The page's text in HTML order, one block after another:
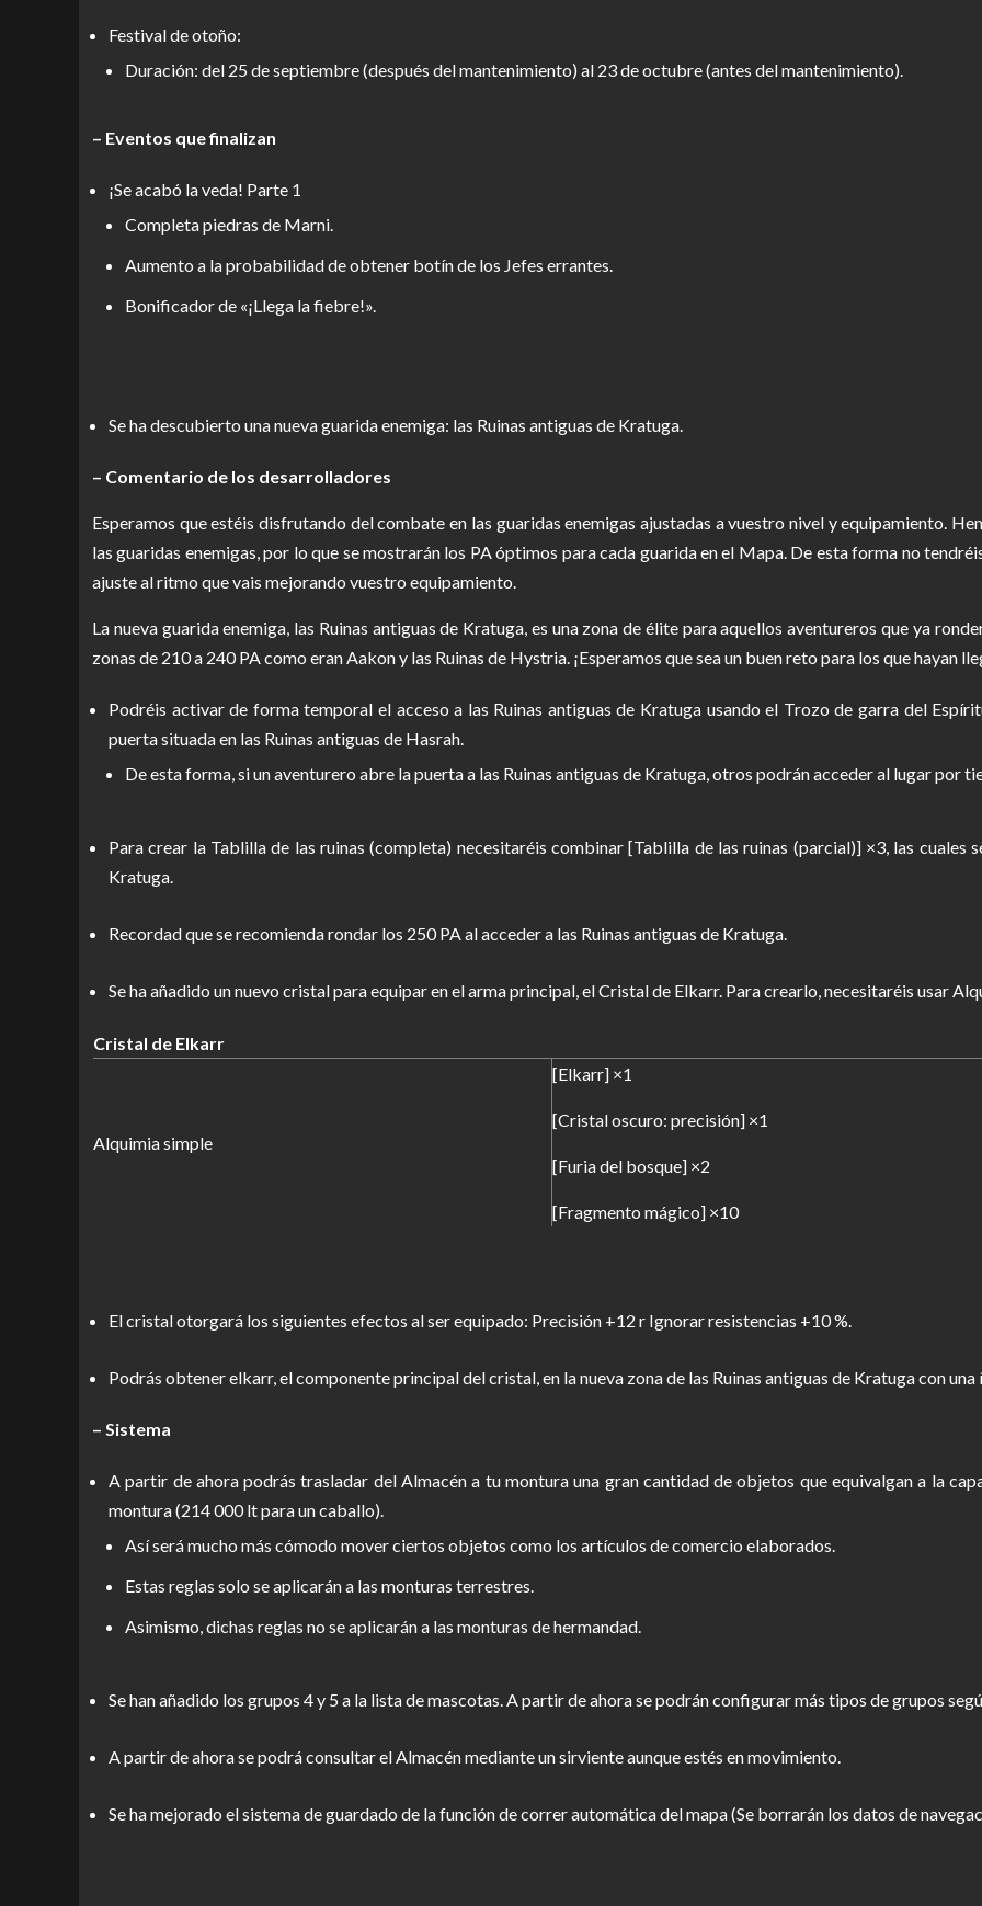
Festival de otoño:
Duración: del 25 de septiembre (después del mantenimiento) al 23 de octubre (antes del mantenimiento).
– Eventos que finalizan
¡Se acabó la veda! Parte 1
Completa piedras de Marni.
Aumento a la probabilidad de obtener botín de los Jefes errantes.
Bonificador de «¡Llega la fiebre!».
Se ha descubierto una nueva guarida enemiga: las Ruinas antiguas de Kratuga.
– Comentario de los desarrolladores
Esperamos que estéis disfrutando del combate en las guaridas enemigas ajustadas a vuestro nivel y equipamiento.
las guaridas enemigas, por lo que se mostrarán los PA óptimos para cada guarida en el Mapa. De esta forma no
ajuste al ritmo que vais mejorando vuestro equipamiento.
La nueva guarida enemiga, las Ruinas antiguas de Kratuga, es una zona de élite para aquellos aventureros que ya
zonas de 210 a 240 PA como eran Aakon y las Ruinas de Hystria. ¡Esperamos que sea un buen reto para los que hayan
Podréis activar de forma temporal el acceso a las Ruinas antiguas de Kratuga usando el Trozo de garra del
puerta situada en las Ruinas antiguas de Hasrah.
De esta forma, si un aventurero abre la puerta a las Ruinas antiguas de Kratuga, otros podrán acceder al lugar por
Para crear la Tablilla de las ruinas (completa) necesitaréis combinar [Tablilla de las ruinas (parcial)] ×3, las cuales
Kratuga.
Recordad que se recomienda rondar los 250 PA al acceder a las Ruinas antiguas de Kratuga.
Se ha añadido un nuevo cristal para equipar en el arma principal, el Cristal de Elkarr. Para crearlo, necesitaréis usar
Cristal de Elkarr
Alquimia simple
[Elkarr] ×1
[Cristal oscuro: precisión] ×1
[Furia del bosque] ×2
[Fragmento mágico] ×10
El cristal otorgará los siguientes efectos al ser equipado: Precisión +12 r Ignorar resistencias +10 %.
Podrás obtener elkarr, el componente principal del cristal, en la nueva zona de las Ruinas antiguas de Kratuga con
– Sistema
A partir de ahora podrás trasladar del Almacén a tu montura una gran cantidad de objetos que equivalgan a la
montura (214 000 lt para un caballo).
Así será mucho más cómodo mover ciertos objetos como los artículos de comercio elaborados.
Estas reglas solo se aplicarán a las monturas terrestres.
Asimismo, dichas reglas no se aplicarán a las monturas de hermandad.
Se han añadido los grupos 4 y 5 a la lista de mascotas. A partir de ahora se podrán configurar más tipos de grupos
A partir de ahora se podrá consultar el Almacén mediante un sirviente aunque estés en movimiento.
Se ha mejorado el sistema de guardado de la función de correr automática del mapa (Se borrarán los datos de